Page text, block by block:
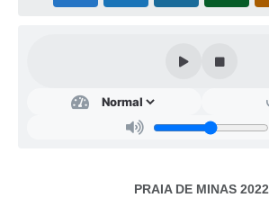
Cavernas do Peruaçu
Arquivos para DownloadPRAIA DE MINAS 2022